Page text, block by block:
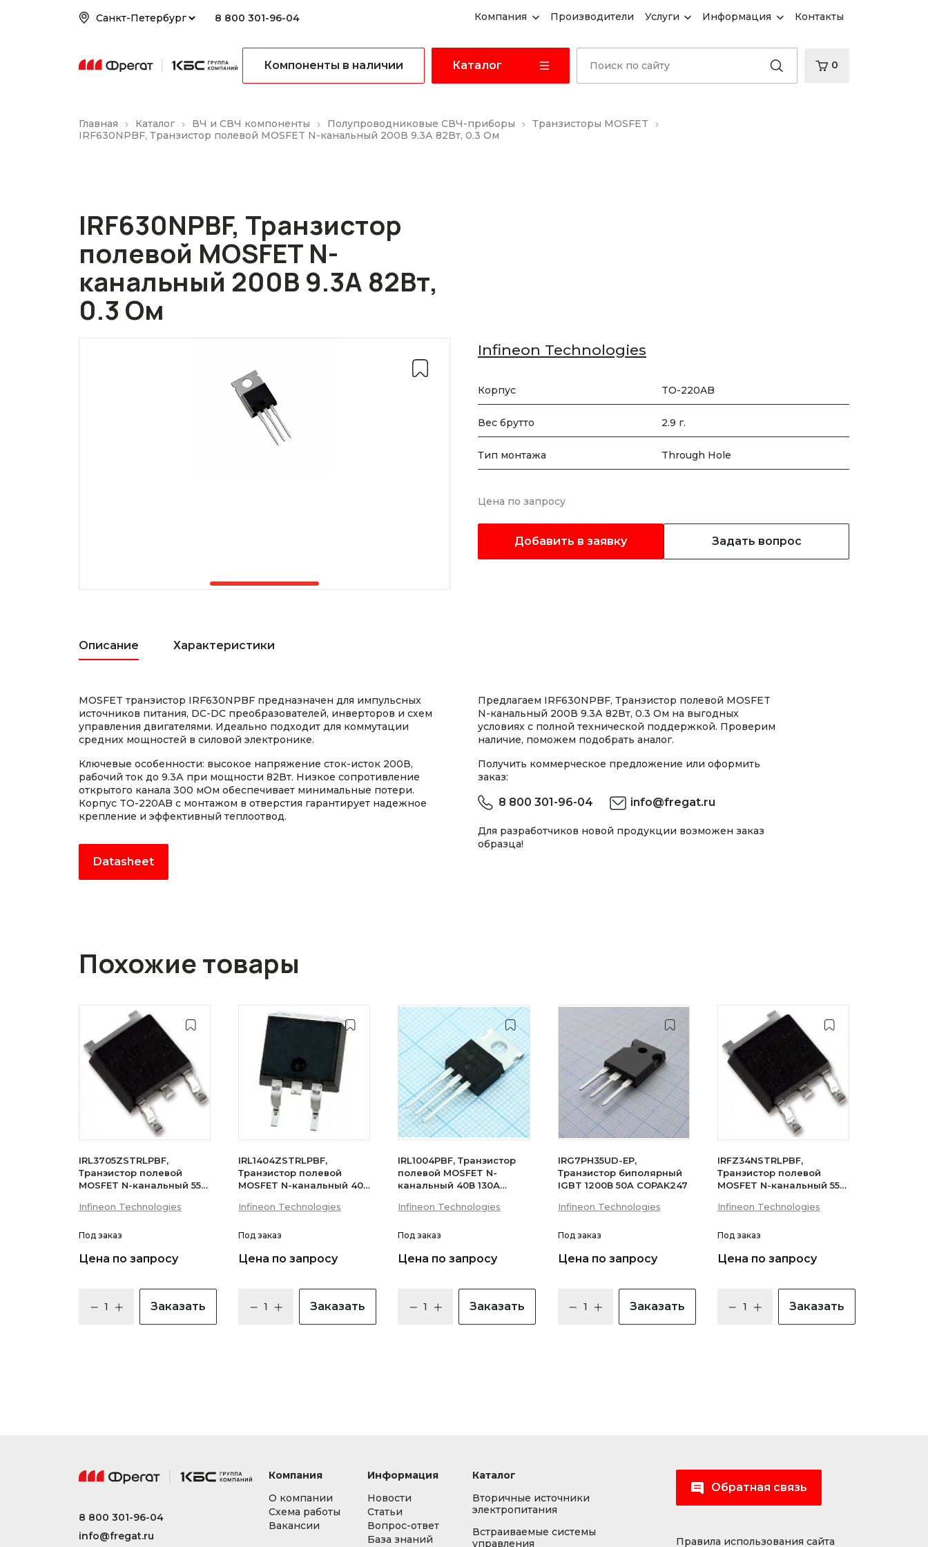
8 800 301-96-04 Компания Производители Услуги Информация Контакты
Компоненты в наличии Каталог 0
Главная Каталог ВЧ и СВЧ компоненты Полупроводниковые СВЧ-приборы
Транзисторы MOSFET
IRF630NPBF, Транзистор полевой MOSFET N-канальный 200В 9.3А 82Вт, 0.3 Ом
IRF630NPBF, Транзистор
полевой MOSFET N-
канальный 200В 9.3А 82Вт,
0.3 Ом
Infineon Technologies
Корпус TO-220AB
Вес брутто 2.9 г.
Тип монтажа Through Hole
Цена по запросу
Добавить в заявку Задать вопрос
Описание Характеристики
MOSFET транзистор IRF630NPBF предназначен для импульсных
источников питания, DC-DC преобразователей, инверторов и схем
управления двигателями. Идеально подходит для коммутации
средних мощностей в силовой электронике.
Ключевые особенности: высокое напряжение сток-исток 200В,
рабочий ток до 9.3А при мощности 82Вт. Низкое сопротивление
открытого канала 300 мОм обеспечивает минимальные потери.
Корпус TO-220AB с монтажом в отверстия гарантирует надежное
крепление и эффективный теплоотвод.
Datasheet
Предлагаем IRF630NPBF, Транзистор полевой MOSFET
N-канальный 200В 9.3А 82Вт, 0.3 Ом на выгодных
условиях с полной технической поддержкой. Проверим
наличие, поможем подобрать аналог.
Получить коммерческое предложение или оформить
заказ:
8 800 301-96-04 info@fregat.ru
Для разработчиков новой продукции возможен заказ
образца!
Похожие товары
IRL3705ZSTRLPBF,
Транзистор полевой
MOSFET N-канальный 55В
Infineon Technologies
Под заказ
Цена по запросу
Заказать
IRL1404ZSTRLPBF,
Транзистор полевой
MOSFET N-канальный 40В
Infineon Technologies
Под заказ
Цена по запросу
Заказать
IRL1004PBF, Транзистор
полевой MOSFET N-
канальный 40В 130А
Infineon Technologies
Под заказ
Цена по запросу
Заказать
IRG7PH35UD-EP,
Транзистор биполярный
IGBT 1200В 50A COPAK247
Infineon Technologies
Под заказ
Цена по запросу
Заказать
IRFZ34NSTRLPBF,
Транзистор полевой
MOSFET N-канальный 55В
лента на катушке
Infineon Technologies
Под заказ
Цена по запросу
Заказать
8 800 301-96-04
info@fregat.ru
Компания
О компании
Схема работы
Вакансии
Информация
Новости
Статьи
Вопрос-ответ
База знаний
Каталог
Вторичные источники
электропитания
Встраиваемые системы
управления
Обратная связь
Правила использования сайта